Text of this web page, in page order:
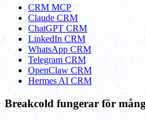
CRM MCP
Claude CRM
ChatGPT CRM
LinkedIn CRM
WhatsApp CRM
Telegram CRM
OpenClaw CRM
Hermes AI CRM
Breakcold fungerar för